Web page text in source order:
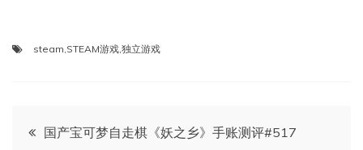
steam,STEAM游戏,独立游戏
文 国产宝可梦自走棋《妖之乡》手账测评#517